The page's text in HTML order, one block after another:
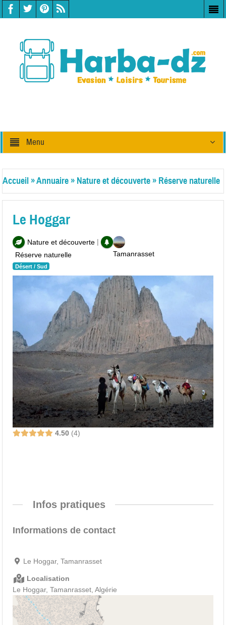
Menu
Accueil»Annuaire» Nature et découverte» Réserve naturelle
Le Hoggar
Nature et découverte|
Réserve naturelle
Désert / Sud
Tamanrasset
4.50 4
Infos pratiques
Informations de contact
Le Hoggar, Tamanrasset
Localisation
Le Hoggar, Tamanrasset, Algérie